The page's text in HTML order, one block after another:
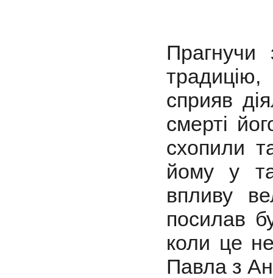
Прагнучи
сприяв
смерті
схопили
йому у
впливу
посилав
коли це
Павла з